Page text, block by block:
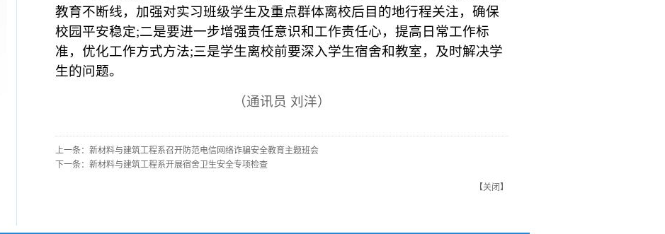
教育不断线，加强对实习班级学生及重点群体离校后目的地行程关注，确保
校园平安稳定;二是要进一步增强责任意识和工作责任心，提高日常工作标
准，优化工作方式方法;三是学生离校前要深入学生宿舍和教室，及时解决学
生的问题。
（通讯员 刘洋）
上一条： 新材料与建筑工程系召开防范电信网络诈骗安全教育主题班会
下一条： 新材料与建筑工程系开展宿舍卫生安全专项检查
【关闭 】